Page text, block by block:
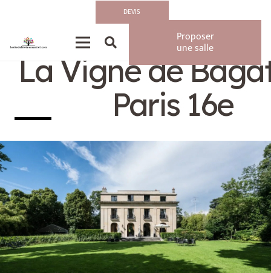
DEVIS
Proposer
une salle
Privatisation/
La Vigne de
Paris 16e